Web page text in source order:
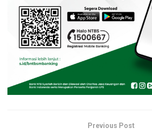
Previous Post